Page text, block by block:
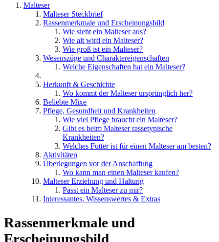
Malteser
Malteser Steckbrief
Rassenmerkmale und Erscheinungsbild
Wie sieht ein Malteser aus?
Wie alt wird ein Malteser?
Wie groß ist ein Malteser?
Wesenszüge und Charaktereigenschaften
Welche Eigenschaften hat ein Malteser?
Herkunft & Geschichte
Wo kommt der Malteser ursprünglich her?
Beliebte Mixe
Pflege, Gesundheit und Krankheiten
Wie viel Pflege braucht ein Malteser?
Gibt es beim Malteser rassetypische
Krankheiten?
Welches Futter ist für einen Malteser am besten?
Aktivitäten
Überlegungen vor der Anschaffung
Wo kann man einen Malteser kaufen?
Malteser Erziehung und Haltung
Passt ein Malteser zu mir?
Interessantes, Wissenswertes & Extras
Rassenmerkmale und
Erscheinungsbild